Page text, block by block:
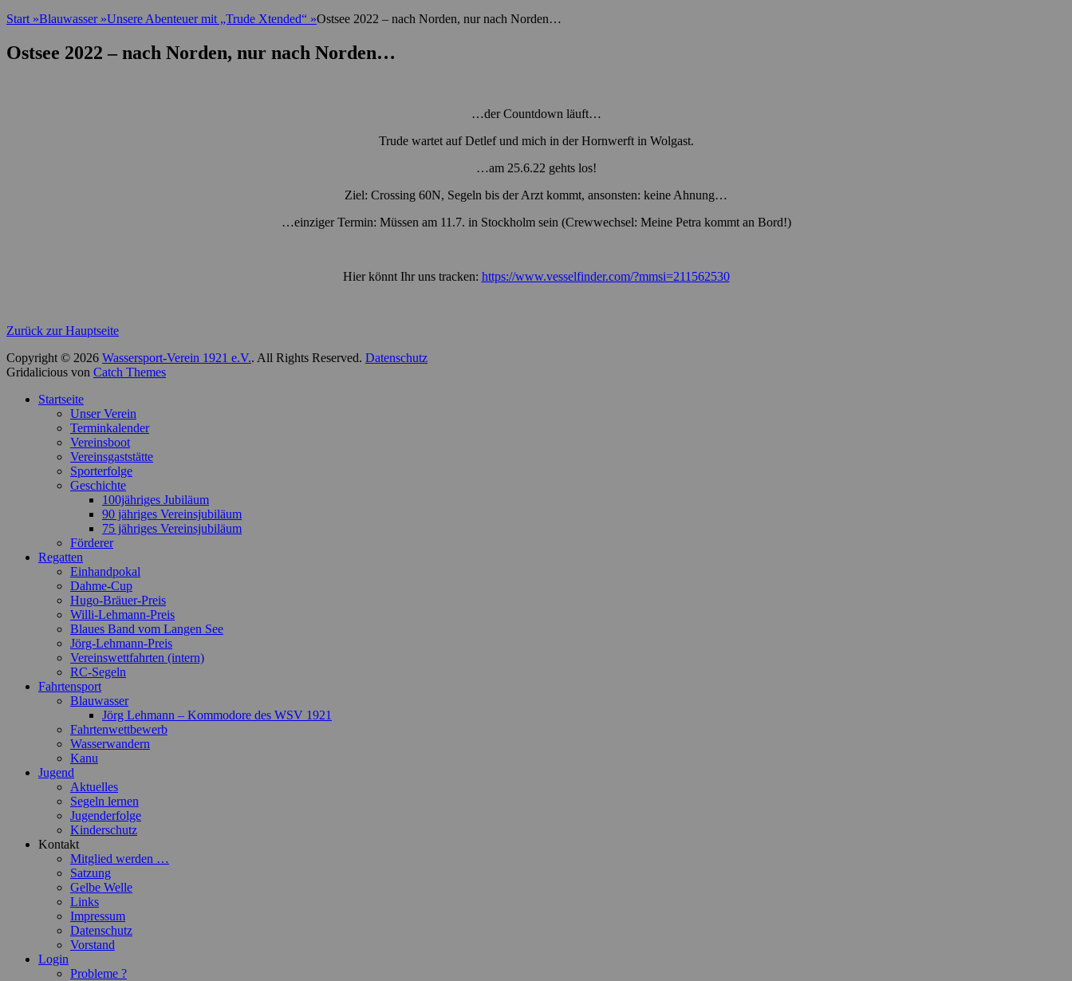
Start »Blauwasser »Unsere Abenteuer mit „Trude Xtended“ »Ostsee 2022 – nach Norden, nur nach Norden…
Ostsee 2022 – nach Norden, nur nach Norden…
…der Countdown läuft…
Trude wartet auf Detlef und mich in der Hornwerft in Wolgast.
…am 25.6.22 gehts los!
Ziel: Crossing 60N, Segeln bis der Arzt kommt, ansonsten: keine Ahnung…
…einziger Termin: Müssen am 11.7. in Stockholm sein (Crewwechsel: Meine Petra kommt an Bord!)
Hier könnt Ihr uns tracken: https://www.vesselfinder.com/?mmsi=211562530
Zurück zur Hauptseite
Copyright © 2026 Wassersport-Verein 1921 e.V.. All Rights Reserved. Datenschutz
Gridalicious von Catch Themes
oben
Startseite
Unser Verein
Terminkalender
Vereinsboot
Vereinsgaststätte
Sporterfolge
Geschichte
100jähriges Jubiläum
90 jähriges Vereinsjubiläum
75 jähriges Vereinsjubiläum
Förderer
Regatten
Einhandpokal
Dahme-Cup
Hugo-Bräuer-Preis
Willi-Lehmann-Preis
Blaues Band vom Langen See
Jörg-Lehmann-Preis
Vereinswettfahrten (intern)
RC-Segeln
Fahrtensport
Blauwasser
Jörg Lehmann – Kommodore des WSV 1921
Fahrtenwettbewerb
Wasserwandern
Kanu
Jugend
Aktuelles
Segeln lernen
Jugenderfolge
Kinderschutz
Kontakt
Mitglied werden …
Satzung
Gelbe Welle
Links
Impressum
Datenschutz
Vorstand
Login
Probleme ?